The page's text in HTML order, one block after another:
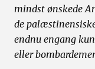
mindst ønskede
de
endnu engang
eller